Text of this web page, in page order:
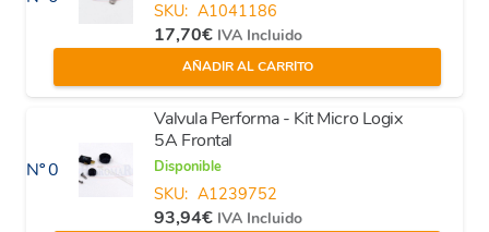
SKU: A1041186
17,70€ IVA Incluido
AÑADIR AL CARRITO
Nº 0
Valvula Performa - Kit Micro Logix
5A Frontal
Disponible
SKU: A1239752
93,94€ IVA Incluido